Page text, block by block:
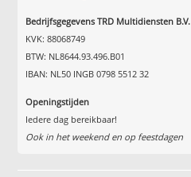
Bedrijfsgegevens TRD Multidiensten B.V.
KVK: 88068749
BTW: NL8644.93.496.B01
IBAN: NL50 INGB 0798 5512 32
Openingstijden
Iedere dag bereikbaar!
Ook in het weekend en op feestdagen